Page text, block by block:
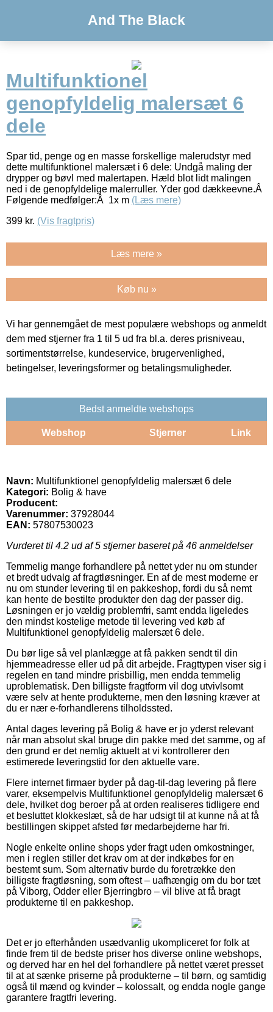
And The Black
Multifunktionel
genopfyldelig malersæt 6
dele
Spar tid, penge og en masse forskellige malerudstyr med
dette multifunktionel malersæt i 6 dele: Undgå maling der
drypper og bøvl med malertapen. Hæld blot lidt malingen
ned i de genopfyldelige malerruller. Yder god dækkeevne.Â
Følgende medfølger:Â 1x m (Læs mere)
399 kr. (Vis fragtpris)
Læs mere »
Køb nu »
Vi har gennemgået de mest populære webshops og anmeldt
dem med stjerner fra 1 til 5 ud fra bl.a. deres prisniveau,
sortimentstørrelse, kundeservice, brugervenlighed,
betingelser, leveringsformer og betalingsmuligheder.
Bedst anmeldte webshops
Webshop Stjerner Link
Navn: Multifunktionel genopfyldelig malersæt 6 dele
Kategori: Bolig & have
Producent:
Varenummer: 37928044
EAN: 57807530023
Vurderet til 4.2 ud af 5 stjerner baseret på 46 anmeldelser
Temmelig mange forhandlere på nettet yder nu om stunder
et bredt udvalg af fragtløsninger. En af de mest moderne er
nu om stunder levering til en pakkeshop, fordi du så nemt
kan hente de bestilte produkter den dag der passer dig.
Løsningen er jo vældig problemfri, samt endda ligeledes
den mindst kostelige metode til levering ved køb af
Multifunktionel genopfyldelig malersæt 6 dele.
Du bør lige så vel planlægge at få pakken sendt til din
hjemmeadresse eller ud på dit arbejde. Fragttypen viser sig i
regelen en tand mindre prisbillig, men endda temmelig
uproblematisk. Den billigste fragtform vil dog utvivlsomt
være selv at hente produkterne, men den løsning kræver at
du er nær e-forhandlerens tilholdssted.
Antal dages levering på Bolig & have er jo yderst relevant
når man absolut skal bruge din pakke med det samme, og af
den grund er det nemlig aktuelt at vi kontrollerer den
estimerede leveringstid for den aktuelle vare.
Flere internet firmaer byder på dag-til-dag levering på flere
varer, eksempelvis Multifunktionel genopfyldelig malersæt 6
dele, hvilket dog beroer på at orden realiseres tidligere end
et besluttet klokkeslæt, så de har udsigt til at kunne nå at få
bestillingen skippet afsted før medarbejderne har fri.
Nogle enkelte online shops yder fragt uden omkostninger,
men i reglen stiller det krav om at der indkøbes for en
bestemt sum. Som alternativ burde du foretrække den
billigste fragtløsning, som oftest – uafhængig om du bor tæt
på Viborg, Odder eller Bjerringbro – vil blive at få bragt
produkterne til en pakkeshop.
Det er jo efterhånden usædvanlig ukompliceret for folk at
finde frem til de bedste priser hos diverse online webshops,
og derved har en hel del forhandlere på nettet været presset
til at at sænke priserne på produkterne – til børn, og samtidig
også til mænd og kvinder – kolossalt, og endda nogle gange
garantere fragtfri levering.